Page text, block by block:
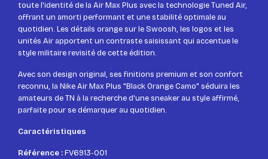
toute l'identité de la Air Max Plus avec la technologie Tuned Air,
offrant un amorti performant et une stabilité optimale au
quotidien. Les détails orange sur le Swoosh, les logos et les
unités Air apportent un contraste saisissant qui accentue le
style militaire revisité de cette édition.
Avec son design original, ses finitions premium et son confort
reconnu, la Nike Air Max Plus "Black Orange Camo" séduira les
amateurs de TN à la recherche d'une sneaker au style affirmé,
parfaite pour se démarquer au quotidien.
Caractéristiques
Référence :FV6913-001